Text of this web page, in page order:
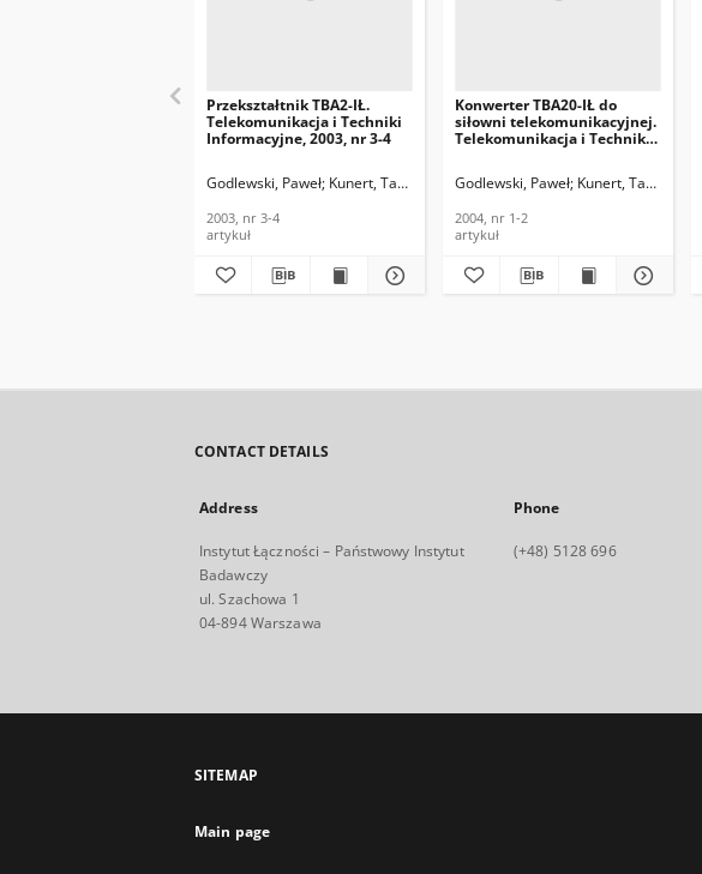
Przekształtnik TBA2-IŁ.
Telekomunikacja i Techniki
Informacyjne, 2003, nr 3-4
Godlewski, Paweł Kunert, Tadeusz
2003, nr 3-4
artykuł
Konwerter TBA20-IŁ do
siłowni telekomunikacyjnej.
Telekomunikacja i Techniki
Godlewski, Paweł Kunert, Tadeusz
2004, nr 1-2
artykuł
CONTACT DETAILS
Address
Instytut Łączności – Państwowy Instytut
Badawczy
ul. Szachowa 1
04-894 Warszawa
Phone
(+48) 5128 696
SITEMAP
Main page